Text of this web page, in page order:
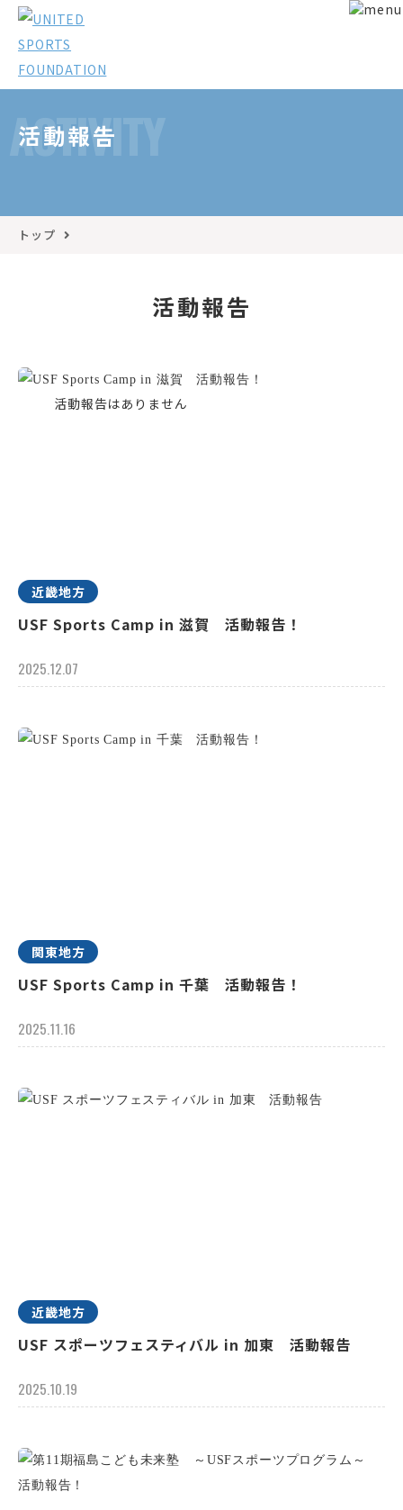
ACTIVITY
活動報告
トップ
活動報告
近畿地方
USF Sports Camp in 滋賀 活動報告！
2025.12.07
関東地方
USF Sports Camp in 千葉 活動報告！
2025.11.16
近畿地方
USF スポーツフェスティバル in 加東 活動報告
2025.10.19